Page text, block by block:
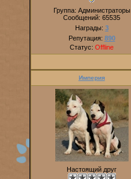
Группа: Администраторы
Сообщений: 65535
Награды: 3
Репутация: 890
Статус: Offline
Империя
Настоящий друг